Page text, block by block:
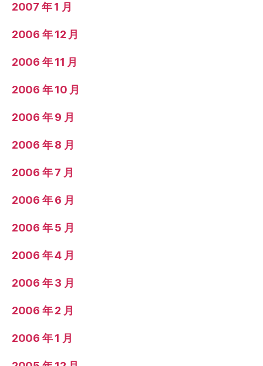
2007 年 1 月
2006 年 12 月
2006 年 11 月
2006 年 10 月
2006 年 9 月
2006 年 8 月
2006 年 7 月
2006 年 6 月
2006 年 5 月
2006 年 4 月
2006 年 3 月
2006 年 2 月
2006 年 1 月